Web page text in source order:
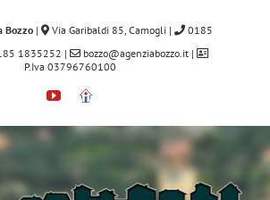
Bozzo | Via Garibaldi 85, Camogli |
0185
1835252 | bozzo@agenziabozzo.it|
P.Iva 03796760100
YouTube
Immobiliare.it